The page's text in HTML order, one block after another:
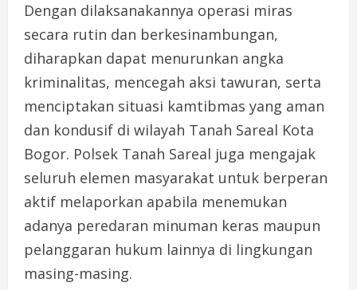
Dengan dilaksanakannya operasi miras
secara rutin dan berkesinambungan,
diharapkan dapat menurunkan angka
kriminalitas, mencegah aksi tawuran, serta
menciptakan situasi kamtibmas yang aman
dan kondusif di wilayah Tanah Sareal Kota
Bogor. Polsek Tanah Sareal juga mengajak
seluruh elemen masyarakat untuk berperan
aktif melaporkan apabila menemukan
adanya peredaran minuman keras maupun
pelanggaran hukum lainnya di lingkungan
masing-masing.